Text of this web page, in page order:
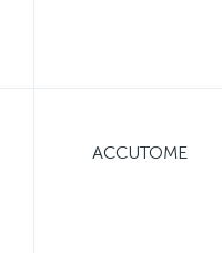
ACCUTOME